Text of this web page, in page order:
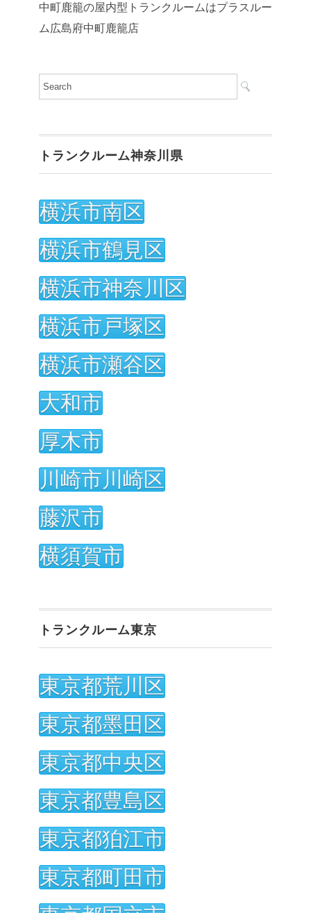
中町鹿籠の屋内型トランクルームはプラスルー
ム広島府中町鹿籠店
トランクルーム神奈川県
横浜市南区
横浜市鶴見区
横浜市神奈川区
横浜市戸塚区
横浜市瀬谷区
大和市
厚木市
川崎市川崎区
藤沢市
横須賀市
トランクルーム東京
東京都荒川区
東京都墨田区
東京都中央区
東京都豊島区
東京都狛江市
東京都町田市